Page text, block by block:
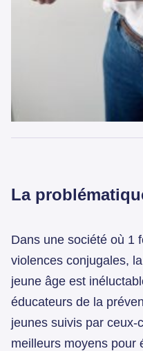
La
Dans une société où 1
violences conjugales,
jeune âge est
éducateurs de la
jeunes suivis par ceux-
meilleurs moyens pour